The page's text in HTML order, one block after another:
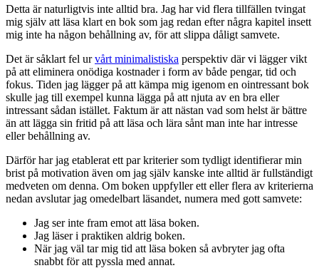
Detta är naturligtvis inte alltid bra. Jag har vid flera tillfällen tvingat
mig själv att läsa klart en bok som jag redan efter några kapitel insett
mig inte ha någon behållning av, för att slippa dåligt samvete.
Det är såklart fel urvårt minimalistiska perspektiv där vi lägger vikt
på att eliminera onödiga kostnader i form av både pengar, tid och
fokus. Tiden jag lägger på att kämpa mig igenom en ointressant bok
skulle jag till exempel kunna lägga på att njuta av en bra eller
intressant sådan istället. Faktum är att nästan vad som helst är bättre
än att lägga sin fritid på att läsa och lära sånt man inte har intresse
eller behållning av.
Därför har jag etablerat ett par kriterier som tydligt identifierar min
brist på motivation även om jag själv kanske inte alltid är fullständigt
medveten om denna. Om boken uppfyller ett eller flera av kriterierna
nedan avslutar jag omedelbart läsandet, numera med gott samvete:
Jag ser inte fram emot att läsa boken.
Jag läser i praktiken aldrig boken.
När jag väl tar mig tid att läsa boken så avbryter jag ofta
snabbt för att pyssla med annat.